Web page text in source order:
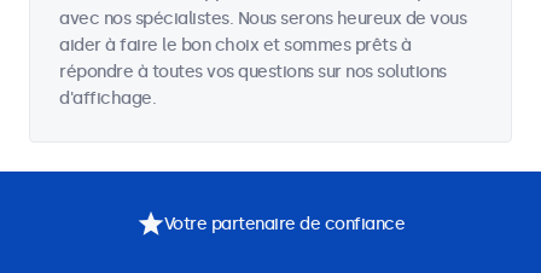
avec nos spécialistes. Nous serons heureux de vous
aider à faire le bon choix et sommes prêts à
répondre à toutes vos questions sur nos solutions
d'affichage.
Votre partenaire de confiance